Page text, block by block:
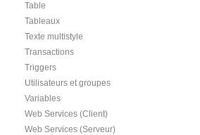
Table
Tableaux
Texte multistyle
Transactions
Triggers
Utilisateurs et groupes
Variables
Web Services (Client)
Web Services (Serveur)